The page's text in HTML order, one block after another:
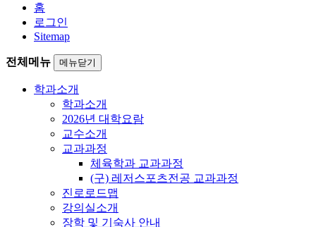
홈
로그인
Sitemap
전체메뉴 메뉴닫기
학과소개
학과소개
2026년 대학요람
교수소개
교과과정
체육학과 교과과정
(구) 레저스포츠전공 교과과정
진로로드맵
강의실소개
장학 및 기숙사 안내